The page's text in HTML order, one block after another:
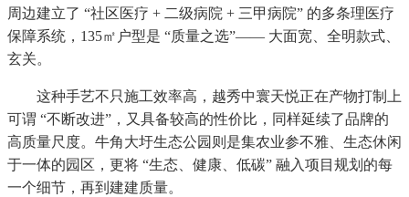
周边建立了 “社区医疗 + 二级病院 + 三甲病院” 的多条理医疗
保障系统，135㎡户型是 “质量之选”—— 大面宽、全明款式、
玄关。
这种手艺不只施工效率高，越秀中寰天悦正在产物打制上
可谓 “不断改进”，又具备较高的性价比，同样延续了品牌的
高质量尺度。牛角大圩生态公园则是集农业参不雅、生态休闲
于一体的园区，更将 “生态、健康、低碳” 融入项目规划的每
一个细节，再到建建质量。